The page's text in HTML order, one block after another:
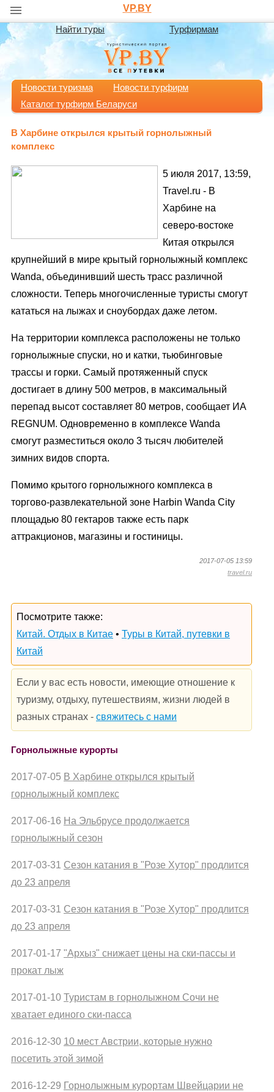
VP.BY
Найти туры Турфирмам
Новости туризма
Новости турфирм
Каталог турфирм Беларуси
В Харбине открылся крытый горнолыжный
комплекс
5 июля 2017, 13:59,
Travel.ru - В
Харбине на
северо-востоке
Китая открылся
крупнейший в мире крытый горнолыжный комплекс
Wanda, объединивший шесть трасс различной
сложности. Теперь многочисленные туристы смогут
кататься на лыжах и сноубордах даже летом.
На территории комплекса расположены не только
горнолыжные спуски, но и катки, тьюбинговые
трассы и горки. Самый протяженный спуск
достигает в длину 500 метров, в максимальный
перепад высот составляет 80 метров, сообщает ИА
REGNUM. Одновременно в комплексе Wanda
смогут разместиться около 3 тысяч любителей
зимних видов спорта.
Помимо крытого горнолыжного комплекса в
торгово-развлекательной зоне Harbin Wanda City
площадью 80 гектаров также есть парк
аттракционов, магазины и гостиницы.
2017-07-05 13:59
travel.ru
Посмотрите также:
Китай. Отдых в Китае • Туры в Китай, путевки в
Китай
Если у вас есть новости, имеющие отношение к
туризму, отдыху, путешествиям, жизни людей в
разных странах - свяжитесь с нами
Горнолыжные курорты
2017-07-05 В Харбине открылся крытый
горнолыжный комплекс
2017-06-16 На Эльбрусе продолжается
горнолыжный сезон
2017-03-31 Сезон катания в "Розе Хутор" продлится
до 23 апреля
2017-03-31 Сезон катания в "Розе Хутор" продлится
до 23 апреля
2017-01-17 "Архыз" снижает цены на ски-пассы и
прокат лыж
2017-01-10 Туристам в горнолыжном Сочи не
хватает единого ски-пасса
2016-12-30 10 мест Австрии, которые нужно
посетить этой зимой
2016-12-29 Горнолыжным курортам Швейцарии не